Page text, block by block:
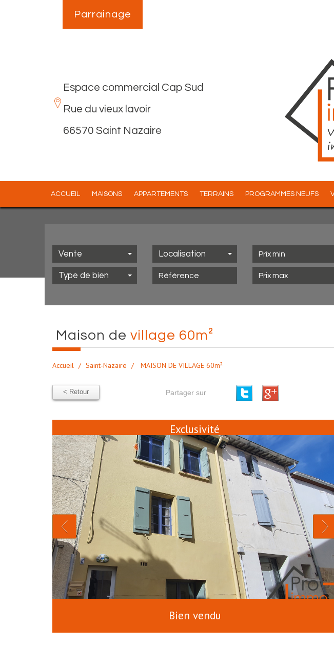
Parrainage
Espace commercial Cap Sud
Rue du vieux lavoir
66570 Saint Nazaire
ACCUEIL MAISONS APPARTEMENTS TERRAINS PROGRAMMES NEUFS
Vente
Type de bien
Localisation
maison de village 60m²
Accueil Saint-Nazaire MAISON DE VILLAGE 60m²
< Retour Partager sur
Bien vendu
Exclusivité